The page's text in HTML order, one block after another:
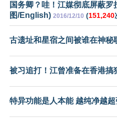
国务卿？哇！江媒彻底屏蔽
图/English) 2016/12/10 (151,240
古遗址和星宿之间被谁在神秘
被习追打！江曾准备在香港搞
特异功能是人本能 越纯净越超